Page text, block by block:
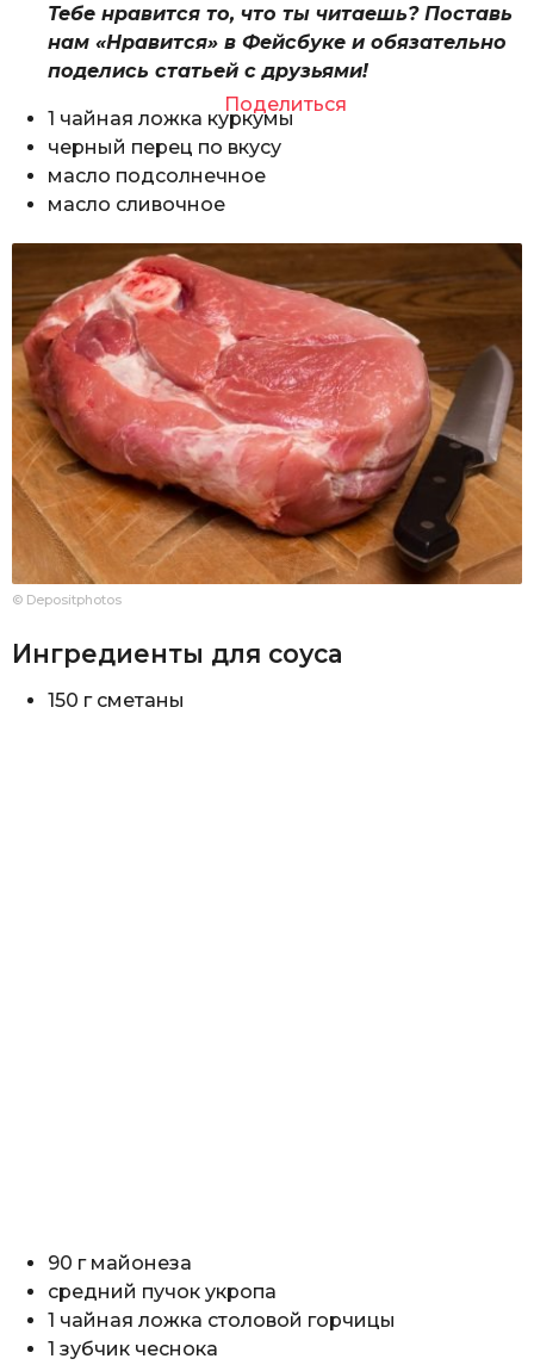
Тебе нравится то, что ты читаешь? Поставь
нам «Нравится» в Фейсбуке и обязательно
поделись статьей с друзьями!
Поделиться
1 чайная ложка куркумы
черный перец по вкусу
масло подсолнечное
масло сливочное
© Depositphotos
Ингредиенты для соуса
150 г сметаны
90 г майонеза
средний пучок укропа
1 чайная ложка столовой горчицы
1 зубчик чеснока